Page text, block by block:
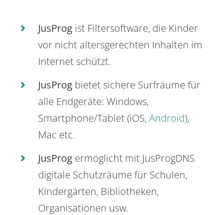
JusProg ist Filtersoftware, die Kinder
vor nicht altersgerechten Inhalten im
Internet schützt.
JusProg bietet sichere Surfräume für
alle Endgeräte: Windows,
Smartphone/Tablet (iOS, Android),
Mac etc.
JusProg ermöglicht mit JusProgDNS
digitale Schutzräume für Schulen,
Kindergärten, Bibliotheken,
Organisationen usw.